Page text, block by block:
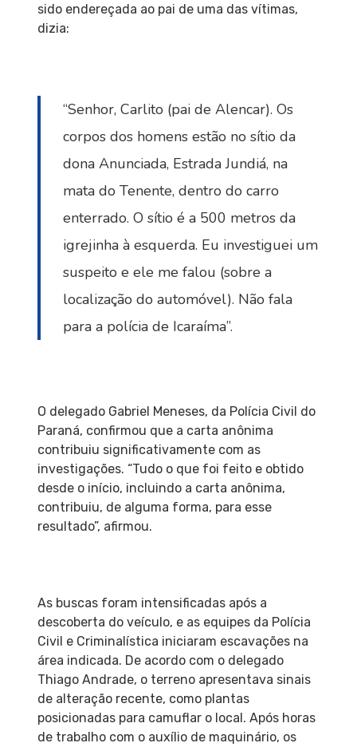
sido endereçada ao pai de uma das vítimas,
dizia:
“Senhor, Carlito (pai de Alencar). Os
corpos dos homens estão no sítio da
dona Anunciada, Estrada Jundiá, na
mata do Tenente, dentro do carro
enterrado. O sítio é a 500 metros da
igrejinha à esquerda. Eu investiguei um
suspeito e ele me falou (sobre a
localização do automóvel). Não fala
para a polícia de Icaraíma”.
O delegado Gabriel Meneses, da Polícia Civil do
Paraná, confirmou que a carta anônima
contribuiu significativamente com as
investigações. “Tudo o que foi feito e obtido
desde o início, incluindo a carta anônima,
contribuiu, de alguma forma, para esse
resultado”, afirmou.
As buscas foram intensificadas após a
descoberta do veículo, e as equipes da Polícia
Civil e Criminalística iniciaram escavações na
área indicada. De acordo com o delegado
Thiago Andrade, o terreno apresentava sinais
de alteração recente, como plantas
posicionadas para camuflar o local. Após horas
de trabalho com o auxílio de maquinário, os